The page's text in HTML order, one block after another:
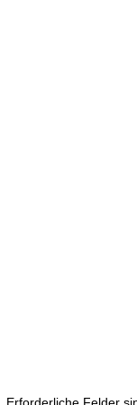
Erforderliche Felder